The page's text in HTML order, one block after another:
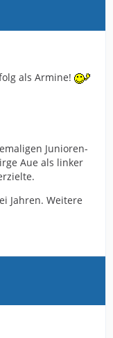
als Armine!
Junioren-
Aue als linker
Jahren. Weitere